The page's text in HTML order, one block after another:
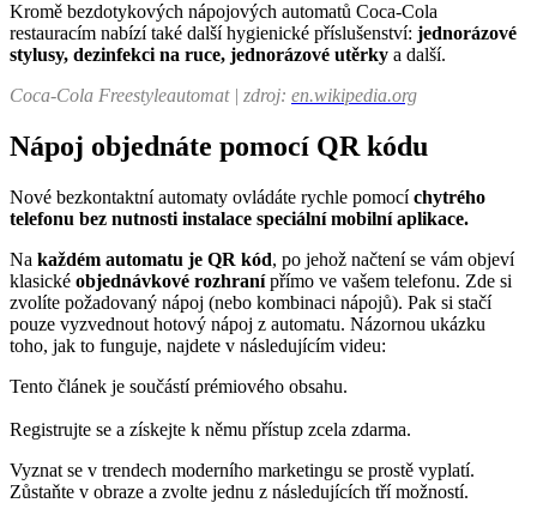
Kromě bezdotykových nápojových automatů Coca-Cola
restauracím nabízí také další hygienické příslušenství: jednorázové
stylusy, dezinfekci na ruce, jednorázové utěrky a další.
Coca-Cola Freestyleautomat | zdroj: en.wikipedia.org
Nápoj objednáte pomocí QR kódu
Nové bezkontaktní automaty ovládáte rychle pomocíchytrého
telefonu bez nutnosti instalace speciální mobilní aplikace.
Na každém automatu je QR kód, po jehož načtení se vám objeví
klasické objednávkové rozhranípřímo ve vašem telefonu. Zde si
zvolíte požadovaný nápoj (nebo kombinaci nápojů). Pak si stačí
pouze vyzvednout hotový nápoj z automatu. Názornou ukázku
toho, jak to funguje, najdete v následujícím videu:
Tento článek je součástí prémiového obsahu.
Registrujte se a získejte k němu přístup zcela zdarma.
Vyznat se v trendech moderního marketingu se prostě vyplatí.
Zůstaňte v obraze a zvolte jednu z následujících tří možností.